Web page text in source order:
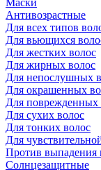
Маски
Антивозрастные
Для всех типов
Для вьющихся
Для жестких волос
Для жирных волос
Для непослушных
Для окрашенных
Для поврежденных
Для сухих волос
Для тонких волос
Для
Против выпадения
Солнцезащитные